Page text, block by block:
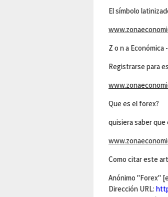
El símbolo
Z o n a Económica
Registrarse para
Que es el forex?
quisiera saber que
Como citar este
Anónimo "Forex"
Dirección URL: